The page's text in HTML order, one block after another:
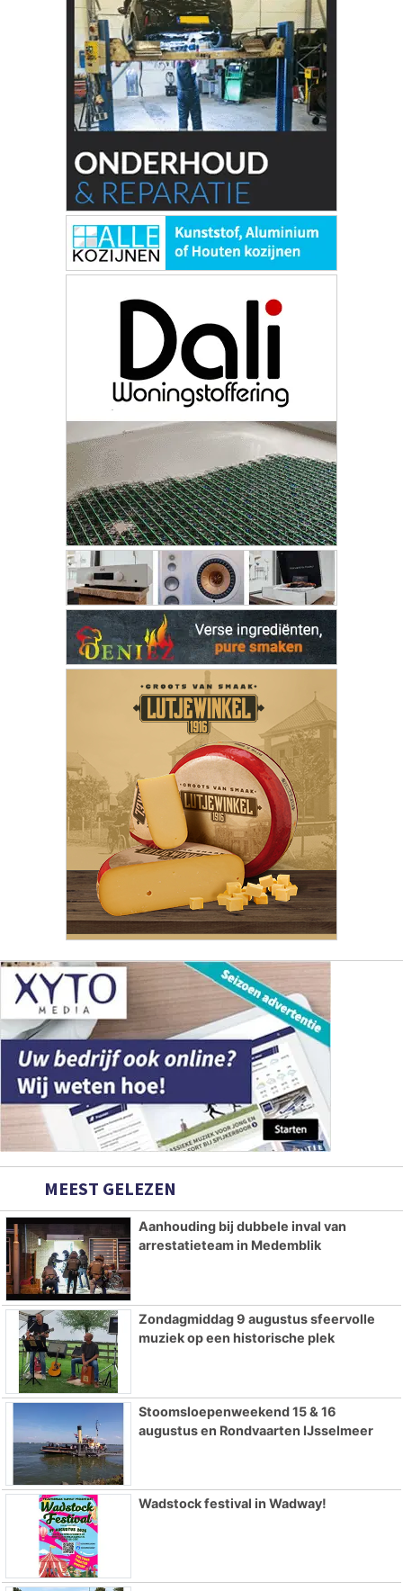
MEEST GELEZEN
Aanhouding bij dubbele inval van
arrestatieteam in Medemblik
Zondagmiddag 9 augustus sfeervolle
muziek op een historische plek
Stoomsloepenweekend 15 & 16
augustus en Rondvaarten IJsselmeer
Wadstock festival in Wadway!